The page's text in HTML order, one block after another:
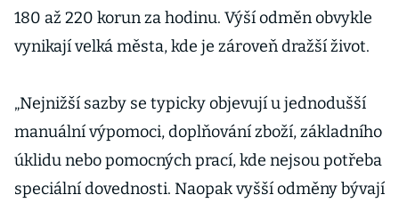
180 až 220 korun za hodinu. Výší odměn obvykle
vynikají velká města, kde je zároveň dražší život.
„Nejnižší sazby se typicky objevují u jednodušší
manuální výpomoci, doplňování zboží, základního
úklidu nebo pomocných prací, kde nejsou potřeba
speciální dovednosti. Naopak vyšší odměny bývají